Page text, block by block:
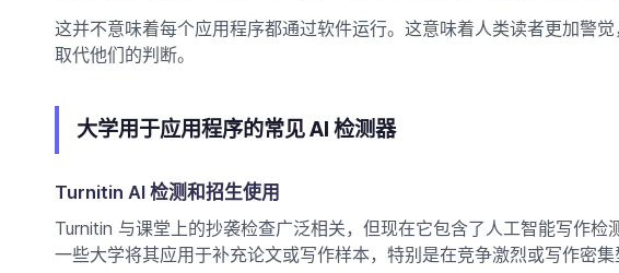
这并不意味着每个应用程序都通过软件运行。这意味着人类读者更加警
取代他们的判断。
大学用于应用程序的常见 AI 检测器
Turnitin AI 检测和招生使用
Turnitin 与课堂上的抄袭检查广泛相关，但现在它包含了人工智能写作检
一些大学将其应用于补充论文或写作样本，特别是在竞争激烈或写作密集